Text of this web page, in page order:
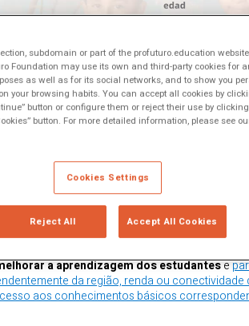
ZOIDO, BID.
nos dizem que foramas populações
estas perdas de aprendizagem
entre os estudantes favorecidos,
ou aqueles que conseguiram frequentar a
e, sobretudo, a urgência do desafio.
a aprendizagem dos estudantese
da região, renda ou conectividade
aos conhecimentos básicos
subdomain or part of the profuturo.education
Foundation may use its own and third-party cookies for
as well as for its social networks, and to show you
your browsing habits. You can accept all cookies by
button or configure them or reject their use by
button. For more detailed information, please see
Cookies Settings
Reject All Accept All Cookies